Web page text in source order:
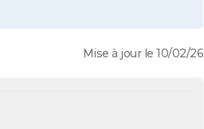
Mise à jour le 10/02/26